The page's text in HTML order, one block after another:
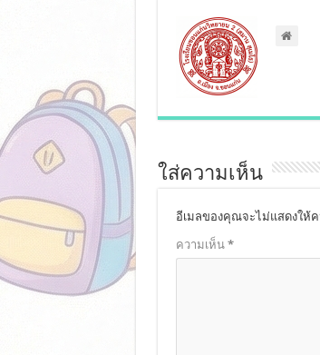
ใส่ความเห็น
อีเมลของคุณจะไม่แสดงให้
ความเห็น *